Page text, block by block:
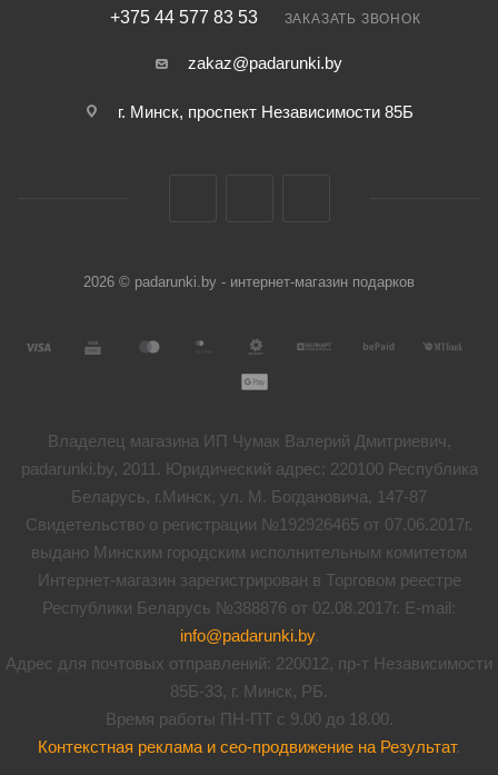
+375 44 577 83 53 ЗАКАЗАТЬ ЗВОНОК
zakaz@padarunki.by
г. Минск, проспект Независимости 85Б
2026 © padarunki.by - интернет-магазин подарков
Владелец магазина ИП Чумак Валерий Дмитриевич,
padarunki.by, 2011. Юридический адрес: 220100 Республика
Беларусь, г.Минск, ул. М. Богдановича, 147-87
Свидетельство о регистрации №192926465 от 07.06.2017г.
выдано Минским городским исполнительным комитетом
Интернет-магазин зарегистрирован в Торговом реестре
Республики Беларусь №388876 от 02.08.2017г. E-mail:
info@padarunki.by.
Адрес для почтовых отправлений: 220012, пр-т Независимости
85Б-33, г. Минск, РБ.
Время работы ПН-ПТ с 9.00 до 18.00.
Контекстная реклама и сео-продвижение на Результат.